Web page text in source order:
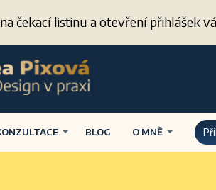
čekací listinu a otevření přihlášek
BLOG O MNĚ